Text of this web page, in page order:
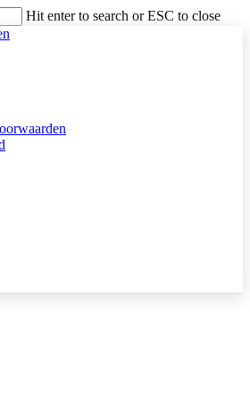
Hit enter to search or ESC to close